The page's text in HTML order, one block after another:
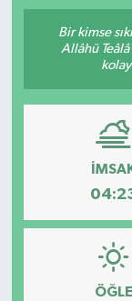
Bir kimse
Allâhü
ÖĞLE